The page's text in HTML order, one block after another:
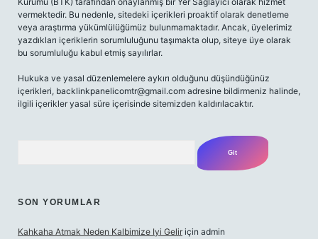
vermektedir. Bu nedenle, sitedeki içerikleri proaktif olarak denetleme
veya araştırma yükümlülüğümüz bulunmamaktadır. Ancak, üyelerimiz
yazdıkları içeriklerin sorumluluğunu taşımakta olup, siteye üye olarak
bu sorumluluğu kabul etmiş sayılırlar.
Hukuka ve yasal düzenlemelere aykırı olduğunu düşündüğünüz
içerikleri, backlinkpanelicomtr@gmail.com adresine bildirmeniz halinde,
ilgili içerikler yasal süre içerisinde sitemizden kaldırılacaktır.
SON YORUMLAR
Kahkaha Atmak Neden Kalbimize Iyi Gelir için admin